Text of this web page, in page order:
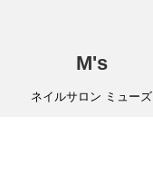
M's
ネイルサロン ミューズ